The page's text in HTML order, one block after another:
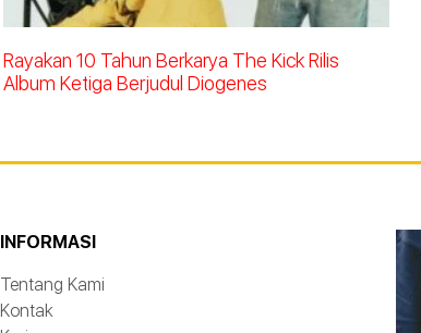
Rayakan 10 Tahun Berkarya The Kick Rilis
Album Ketiga Berjudul Diogenes
INFORMASI
Tentang Kami
Kontak